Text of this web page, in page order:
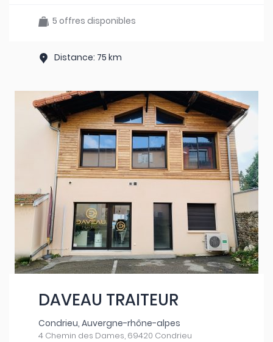
5 offres disponibles
Distance: 75 km
DAVEAU TRAITEUR
Condrieu, Auvergne-rhône-alpes
4 Chemin des Dames, 69420 Condrieu